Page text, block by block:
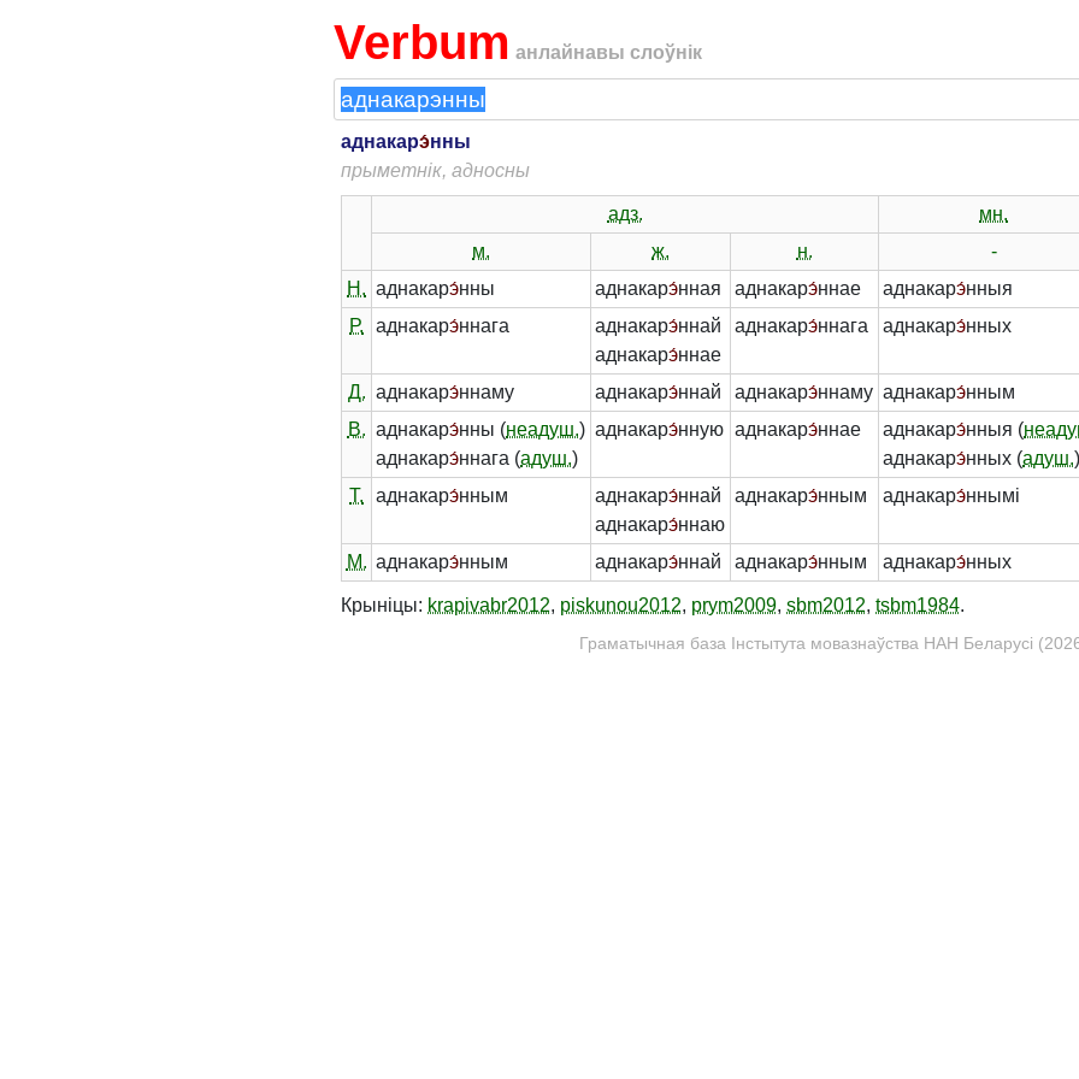
Verbum анлайнавы слоўнік
аднакарэ́нны
прыметнік, адносны
адз.
мн.
м.
ж. н.
-
Н. аднакарэ́нны аднакарэ́нная аднакарэ́ннае аднакарэ́нныя
Р.
аднакарэ́ннага аднакарэ́ннай
аднакарэ́ннае
аднакарэ́ннага аднакарэ́нных
Д. аднакарэ́ннаму аднакарэ́ннай аднакарэ́ннаму аднакарэ́нным
В. аднакарэ́нны (неадуш.)
аднакарэ́ннага (адуш.)
аднакарэ́нную аднакарэ́ннае аднакарэ́нныя (
аднакарэ́нных (адуш.)
Т.
аднакарэ́нным аднакарэ́ннай
аднакарэ́ннаю
аднакарэ́нным аднакарэ́ннымі
М. аднакарэ́нным аднакарэ́ннай аднакарэ́нным аднакарэ́нных
Крыніцы: krapivabr2012, piskunou2012, prym2009, sbm2012, tsbm1984.
Граматычная база Інстытута мовазнаўства НАН Беларусі